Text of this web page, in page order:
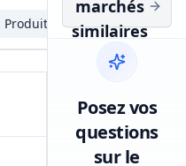
Produits textiles Lot3:
marchés
similaires
Posez vos
questions
sur le